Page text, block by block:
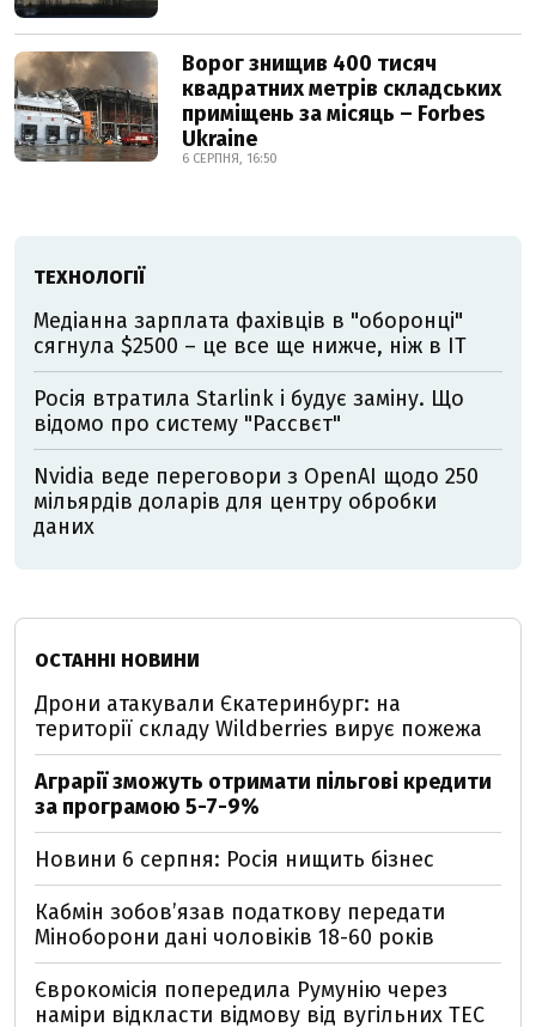
Ворог знищив 400 тисяч
квадратних метрів складських
приміщень за місяць – Forbes
Ukraine
6 СЕРПНЯ, 16:50
ТЕХНОЛОГІЇ
Медіанна зарплата фахівців в "оборонці"
сягнула $2500 – це все ще нижче, ніж в IT
Росія втратила Starlink і будує заміну. Що
відомо про систему "Рассвєт"
Nvidia веде переговори з OpenAI щодо 250
мільярдів доларів для центру обробки
даних
ОСТАННІ НОВИНИ
Дрони атакували Єкатеринбург: на
території складу Wildberries вирує пожежа
Аграрії зможуть отримати пільгові кредити
за програмою 5-7-9%
Новини 6 серпня: Росія нищить бізнес
Кабмін зобовʼязав податкову передати
Міноборони дані чоловіків 18-60 років
Єврокомісія попередила Румунію через
наміри відкласти відмову від вугільних ТЕС